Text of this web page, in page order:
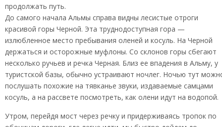
продолжать путь.
До самого начала Альмы справа видны лесистые отроги
красивой горы Черной. Эта труднодоступная гора —
излюбленное место пребывания оленей и косуль. На Черной
держаться и осторожные муфлоны. Со склонов горы сбегают
несколько ручьев и речка Черная. Близ ее впадения в Альму, у
туристской базы, обычно устраивают ночлег. Ночью тут
послушать похожие на тявканье звуки, издаваемые самцами
косуль, а на рассвете посмотреть, как олени идут на водопой.
Утром, перейдя мост через речку и придерживаясь тропок по